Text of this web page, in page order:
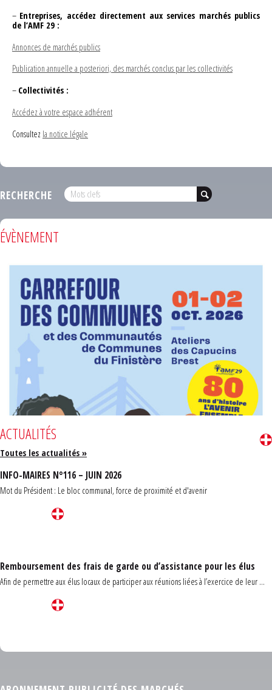
– Entreprises, accédez directement aux services marchés publics
de l’AMF 29 :
Annonces de marchés publics
Publication annuelle a posteriori, des marchés conclus par les collectivités
– Collectivités :
Accédez à votre espace adhérent
Consultez la notice légale
RECHERCHE
ÉVÈNEMENT
ACTUALITÉS
Toutes les actualités »
INFO-MAIRES N°116 – JUIN 2026
Mot du Président : Le bloc communal, force de proximité et d'avenir
Remboursement des frais de garde ou d’assistance pour les élus
Afin de permettre aux élus locaux de participer aux réunions liées à l’exercice de leur ...